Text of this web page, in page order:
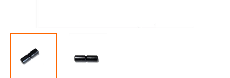
quantità